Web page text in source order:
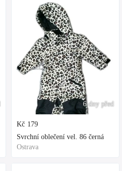
6 dny před
Kč 179
Svrchní oblečení vel. 86 černá
Ostrava